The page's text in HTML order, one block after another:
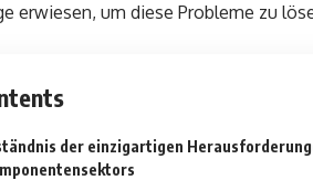
erwiesen, um diese Probleme zu
der einzigartigen